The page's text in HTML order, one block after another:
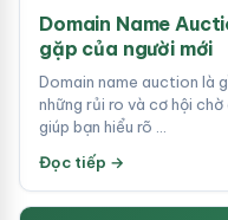
Domain Name
gặp của người mới
Domain name auction là
những rủi ro và cơ hội
giúp bạn hiểu rõ …
Đọc tiếp →